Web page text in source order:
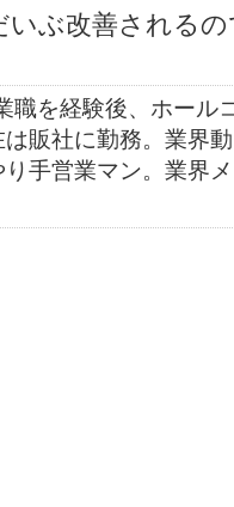
ぶ改善されるの
職を経験後、ホール
販社に勤務。業界
手営業マン。業界